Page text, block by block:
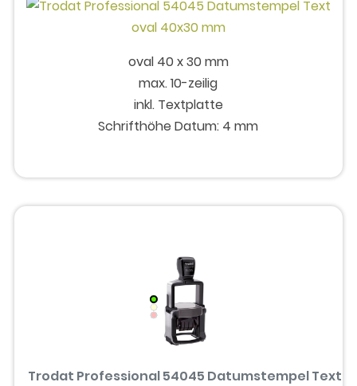
oval 40 x 30 mm
max. 10-zeilig
inkl. Textplatte
Schrifthöhe Datum: 4 mm
Trodat Professional 54045 Datumstempel Text